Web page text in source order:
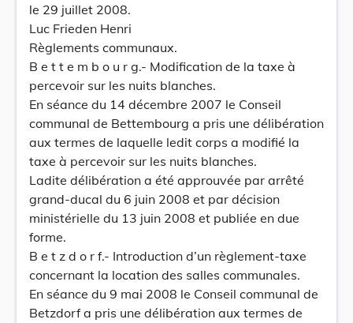
le 29 juillet 2008.
Luc Frieden Henri
Règlements communaux.
B e t t e m b o u r g.- Modification de la taxe à
percevoir sur les nuits blanches.
En séance du 14 décembre 2007 le Conseil
communal de Bettembourg a pris une délibération
aux termes de laquelle ledit corps a modifié la
taxe à percevoir sur les nuits blanches.
Ladite délibération a été approuvée par arrêté
grand-ducal du 6 juin 2008 et par décision
ministérielle du 13 juin 2008 et publiée en due
forme.
B e t z d o r f.- Introduction d’un règlement-taxe
concernant la location des salles communales.
En séance du 9 mai 2008 le Conseil communal de
Betzdorf a pris une délibération aux termes de